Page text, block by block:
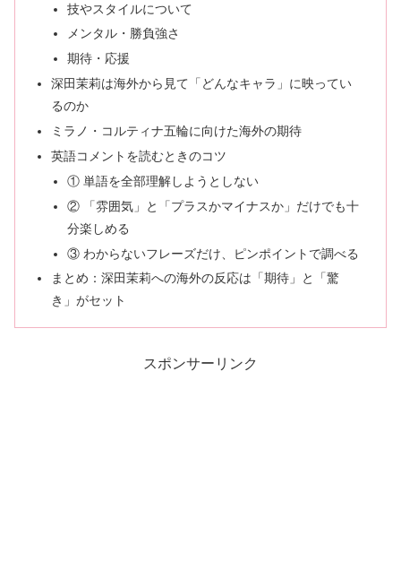
技やスタイルについて
メンタル・勝負強さ
期待・応援
深田茉莉は海外から見て「どんなキャラ」に映ってい
るのか
ミラノ・コルティナ五輪に向けた海外の期待
英語コメントを読むときのコツ
① 単語を全部理解しようとしない
② 「雰囲気」と「プラスかマイナスか」だけでも十
分楽しめる
③ わからないフレーズだけ、ピンポイントで調べる
まとめ：深田茉莉への海外の反応は「期待」と「驚
き」がセット
スポンサーリンク